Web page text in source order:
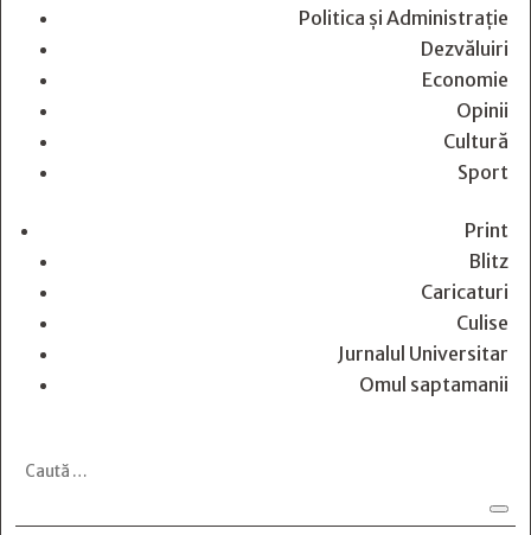
Politica și Administrație
Dezvăluiri
Economie
Opinii
Cultură
Sport
Print
Blitz
Caricaturi
Culise
Jurnalul Universitar
Omul saptamanii